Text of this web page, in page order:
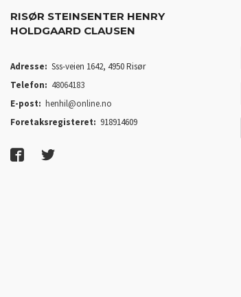
RISØR STEINSENTER HENRY
HOLDGAARD CLAUSEN
Adresse: Sss-veien 1642, 4950 Risør
Telefon: 48064183
E-post: henhil@online.no
Foretaksregisteret: 918914609